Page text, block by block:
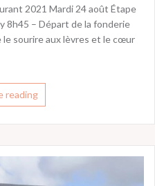
2021 Mardi 24 août Étape
8h45 – Départ de la fonderie
sourire aux lèvres et le cœur
reading